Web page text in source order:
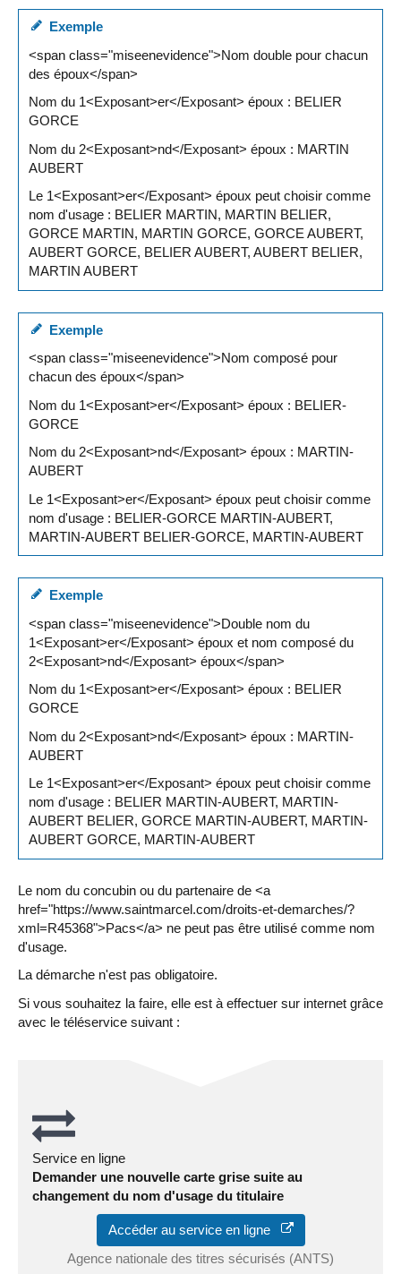
Exemple
<span class="miseenevidence">Nom double pour chacun
des époux</span>
Nom du 1<Exposant>er</Exposant> époux : BELIER
GORCE
Nom du 2<Exposant>nd</Exposant> époux : MARTIN
AUBERT
Le 1<Exposant>er</Exposant> époux peut choisir comme
nom d'usage : BELIER MARTIN, MARTIN BELIER,
GORCE MARTIN, MARTIN GORCE, GORCE AUBERT,
AUBERT GORCE, BELIER AUBERT, AUBERT BELIER,
MARTIN AUBERT
Exemple
<span class="miseenevidence">Nom composé pour
chacun des époux</span>
Nom du 1<Exposant>er</Exposant> époux : BELIER-
GORCE
Nom du 2<Exposant>nd</Exposant> époux : MARTIN-
AUBERT
Le 1<Exposant>er</Exposant> époux peut choisir comme
nom d'usage : BELIER-GORCE MARTIN-AUBERT,
MARTIN-AUBERT BELIER-GORCE, MARTIN-AUBERT
Exemple
<span class="miseenevidence">Double nom du
1<Exposant>er</Exposant> époux et nom composé du
2<Exposant>nd</Exposant> époux</span>
Nom du 1<Exposant>er</Exposant> époux : BELIER
GORCE
Nom du 2<Exposant>nd</Exposant> époux : MARTIN-
AUBERT
Le 1<Exposant>er</Exposant> époux peut choisir comme
nom d'usage : BELIER MARTIN-AUBERT, MARTIN-
AUBERT BELIER, GORCE MARTIN-AUBERT, MARTIN-
AUBERT GORCE, MARTIN-AUBERT
Le nom du concubin ou du partenaire de <a
href="https://www.saintmarcel.com/droits-et-demarches/?
xml=R45368">Pacs</a> ne peut pas être utilisé comme nom
d'usage.
La démarche n'est pas obligatoire.
Si vous souhaitez la faire, elle est à effectuer sur internet grâce
avec le téléservice suivant :
Service en ligne
Demander une nouvelle carte grise suite au
changement du nom d'usage du titulaire
Accéder au service en ligne
Agence nationale des titres sécurisés (ANTS)